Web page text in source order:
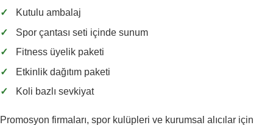
✓
Kutulu ambalaj
✓
Spor çantası seti içinde sunum
✓
Fitness üyelik paketi
✓
Etkinlik dağıtım paketi
✓
Koli bazlı sevkiyat
Promosyon firmaları, spor kulüpleri ve kurumsal alıcılar için